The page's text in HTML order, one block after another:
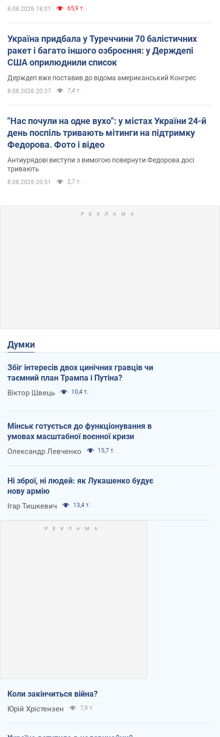
8.08.2026 18:01 65,9 т.
Україна придбала у Туреччини 70 балістичних
ракет і багато іншого озброєння: у Держдепі
США оприлюднили список
Держдеп вже поставив до відома американський Конгрес
8.08.2026 20:37 7,4 т.
"Нас почули на одне вухо": у містах України 24-й
день поспіль тривають мітинги на підтримку
Федорова. Фото і відео
Антиурядові виступи з вимогою повернути Федорова досі
тривають
8.08.2026 20:51 2,7 т.
Думки
Збіг інтересів двох цинічних гравців чи
таємний план Трампа і Путіна?
Віктор Швець 10,4 т.
Мінськ готується до функціонування в
умовах масштабної воєнної кризи
Олександр Левченко 15,7 т.
Ні зброї, ні людей: як Лукашенко будує
нову армію
Ігар Тишкевич 13,4 т.
Коли закінчиться війна?
Юрій Хрістензен 7,9 т.